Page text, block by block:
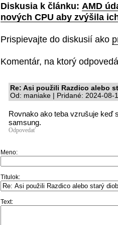
Diskusia k článku: AMD
nových CPU aby zvýšila
Prispievajte do diskusií ako
Komentár, na ktorý
Re: Asi použili Razdico alebo
Od: maniake | Pridané: 2024-08-
Rovnako ako teba vzrušuje keď
samsung.
Odpovedať
Meno:
Titulok:
Text: